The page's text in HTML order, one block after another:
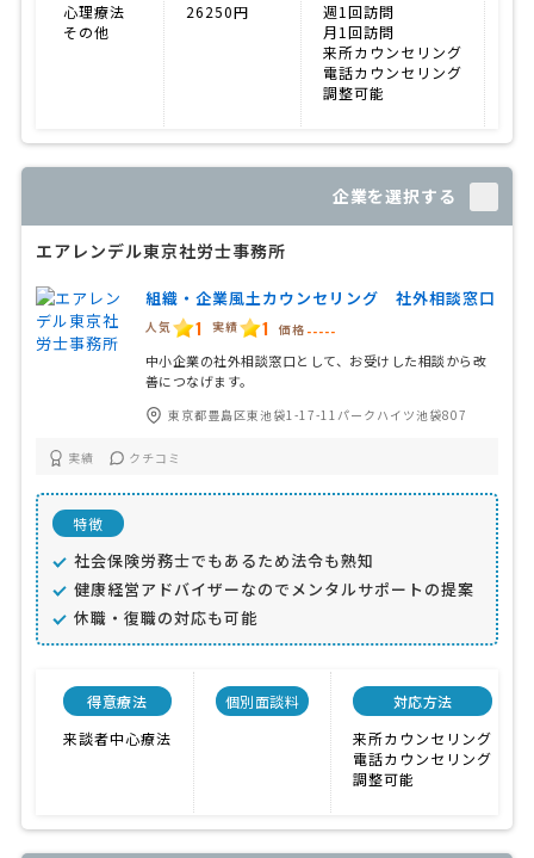
心理療法
その他
26250円
週1回訪問
月1回訪問
来所カウンセリング
電話カウンセリング
調整可能
企業を選択する
エアレンデル東京社労士事務所
組織・企業風土カウンセリング 社外相談窓口
人気 1 実績 1 価格 -----
中小企業の社外相談窓口として、お受けした相談から改
善につなげます。
東京都豊島区東池袋1-17-11パークハイツ池袋807
実績 クチコミ
特徴
社会保険労務士でもあるため法令も熟知
健康経営アドバイザーなのでメンタルサポートの提案
休職・復職の対応も可能
得意療法
来談者中心療法
個別面談料
対応方法
来所カウンセリング
電話カウンセリング
調整可能